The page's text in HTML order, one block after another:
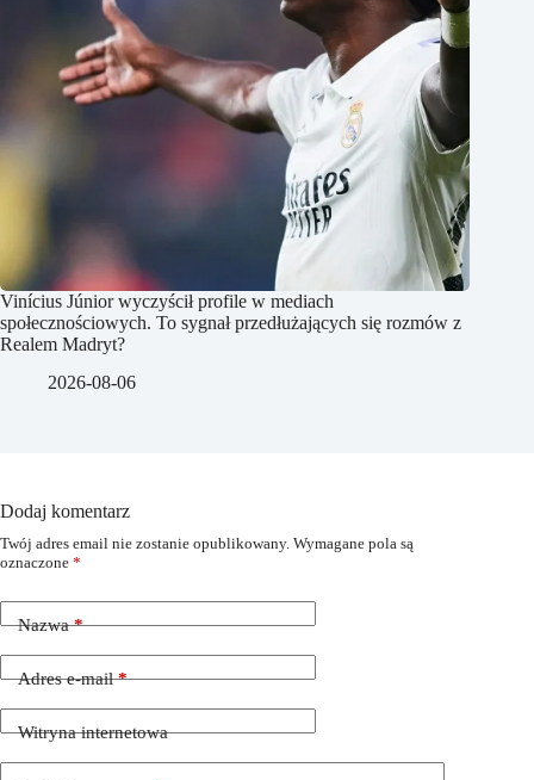
Vinícius Júnior wyczyścił profile w mediach
społecznościowych. To sygnał przedłużających się rozmów z
Realem Madryt?
2026-08-06
Dodaj komentarz
Twój adres email nie zostanie opublikowany. Wymagane pola są
oznaczone *
Nazwa*
Adres e-mail*
Witryna internetowa